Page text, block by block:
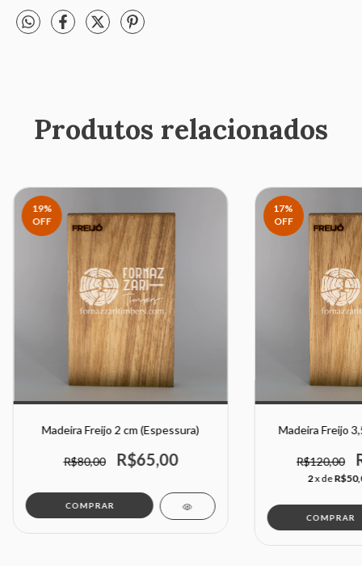
Produtos relacionados
19%
OFF
Madeira Freijo 2 cm (Espessura)
R$80,00 R$65,00
COMPRAR
17%
OFF
Madeira Freijo
R$120,00
2x de
COMPRAR